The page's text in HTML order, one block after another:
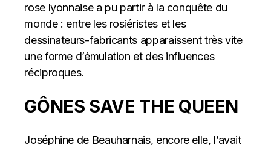
rose lyonnaise a pu partir à la conquête du
monde : entre les rosiéristes et les
dessinateurs-fabricants apparaissent très vite
une forme d’émulation et des influences
réciproques.
GÔNES SAVE THE QUEEN
Joséphine de Beauharnais, encore elle, l’avait